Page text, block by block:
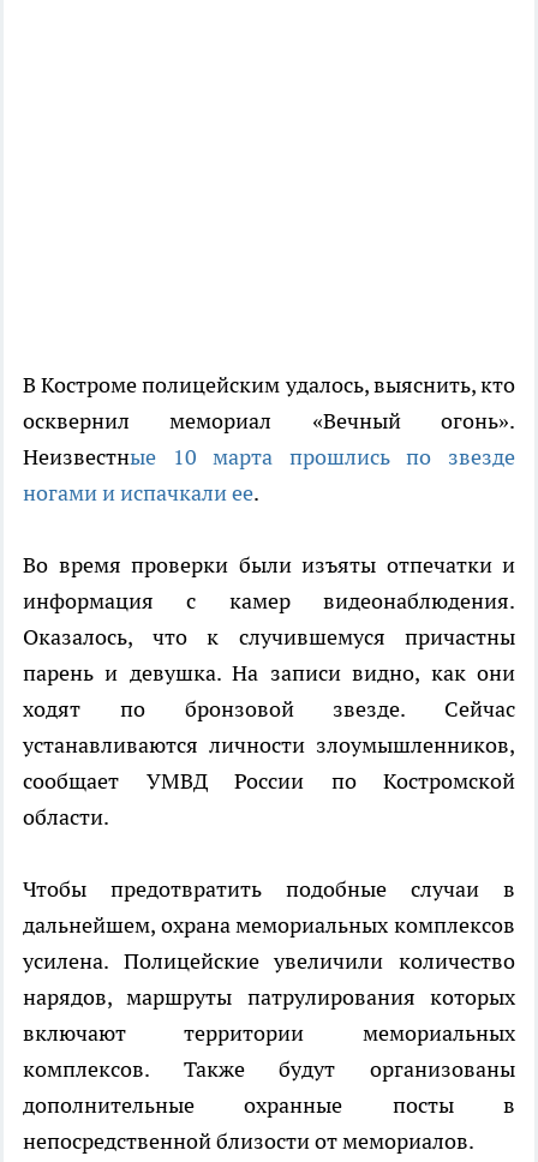
В Костроме полицейским удалось, выяснить, кто
осквернил мемориал «Вечный огонь».
Неизвестные 10 марта прошлись по звезде
ногами и испачкали ее.
Во время проверки были изъяты отпечатки и
информация с камер видеонаблюдения.
Оказалось, что к случившемуся причастны
парень и девушка. На записи видно, как они
ходят по бронзовой звезде. Сейчас
устанавливаются личности злоумышленников,
сообщает УМВД России по Костромской
области.
Чтобы предотвратить подобные случаи в
дальнейшем, охрана мемориальных комплексов
усилена. Полицейские увеличили количество
нарядов, маршруты патрулирования которых
включают территории мемориальных
комплексов. Также будут организованы
дополнительные охранные посты в
непосредственной близости от мемориалов.